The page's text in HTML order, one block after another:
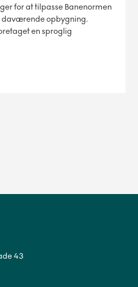
for at tilpasse Banenormen
daværende opbygning.
en sproglig
43